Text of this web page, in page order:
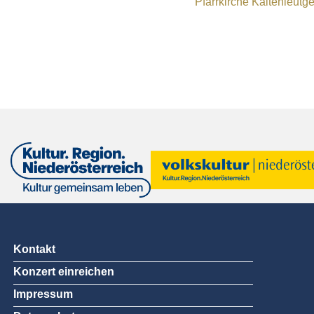
Kontakt
Konzert einreichen
Impressum